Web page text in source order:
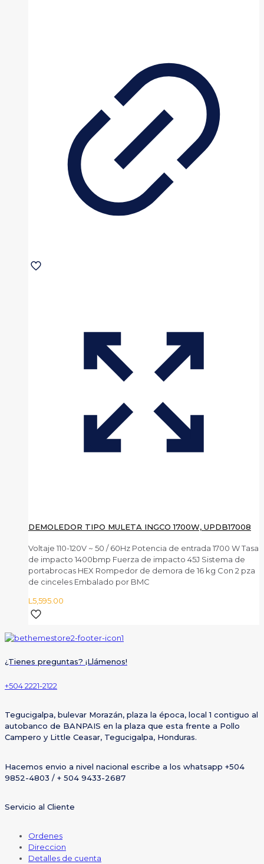
DEMOLEDOR TIPO MULETA INGCO 1700W, UPDB17008
Voltaje 110-120V ~ 50 / 60Hz Potencia de entrada 1700 W Tasa
de impacto 1400bmp Fuerza de impacto 45J Sistema de
portabrocas HEX Rompedor de demora de 16 kg Con 2 pza
de cinceles Embalado por BMC
L 5,595.00
¿Tienes preguntas? ¡Llámenos!
+504 2221-2122
Tegucigalpa, bulevar Morazán, plaza la época, local 1 contiguo al
autobanco de BANPAIS en la plaza que esta frente a Pollo
Campero y Little Ceasar, Tegucigalpa, Honduras.
Hacemos envio a nivel nacional escribe a los whatsapp +504
9852-4803 / + 504 9433-2687
Servicio al Cliente
Ordenes
Direccion
Detalles de cuenta